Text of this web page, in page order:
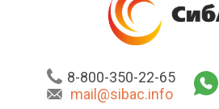
8-800-350-22-65
mail@sibac.info